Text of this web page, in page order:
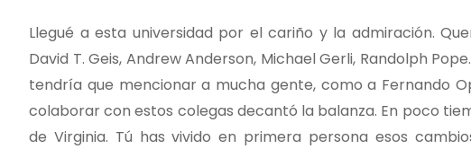
Llegué a esta universidad por el cariño y la admiración.
David T. Geis, Andrew Anderson, Michael Gerli, Randolph
tendría que mencionar a mucha gente, como a Fernando
colaborar con estos colegas decantó la balanza. En poco
de Virginia. Tú has vivido en primera persona esos